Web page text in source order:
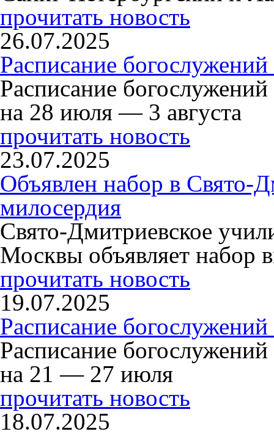
прочитать новость
26.07.2025
Расписание
Расписание
на 28 июля — 3 августа
прочитать новость
23.07.2025
Объявлен набор в Свято-
милосердия
Свято-Дмитриевское
Москвы объявляет набор
прочитать новость
19.07.2025
Расписание
Расписание
на 21 — 27 июля
прочитать новость
18.07.2025